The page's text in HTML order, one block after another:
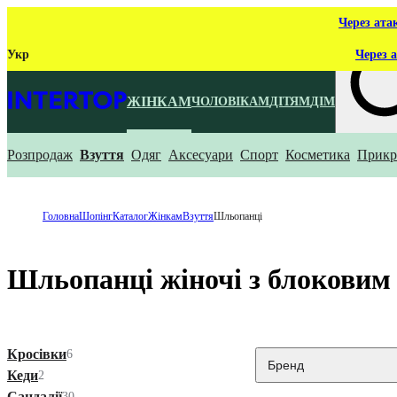
Через
Укр Через
ЖІНКАМЧОЛОВІКАМДІТЯМДІМ
Що ти
Розпродаж Взуття Одяг Аксесуари Спорт Косметика
ГоловнаШопінгКаталогЖінкамВзуттяШльопанці
Шльопанці жіночі з
Кросівки6
Кеди2
Бренд